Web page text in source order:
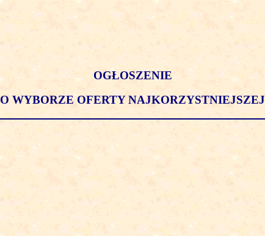
OGŁOSZENIE
O WYBORZE OFERTY NAJKORZYSTNIEJSZEJ